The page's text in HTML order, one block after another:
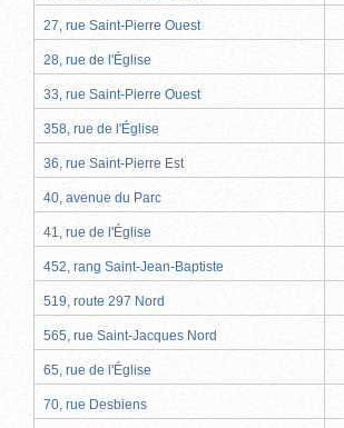
27, rue Saint-Pierre Ouest
28, rue de l'Église
33, rue Saint-Pierre Ouest
358, rue de l'Église
36, rue Saint-Pierre Est
40, avenue du Parc
41, rue de l'Église
452, rang Saint-Jean-Baptiste
519, route 297 Nord
565, rue Saint-Jacques Nord
65, rue de l'Église
70, rue Desbiens